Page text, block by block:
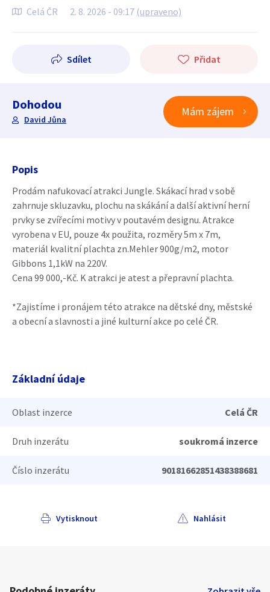
Celá ČR 2. 8. 2026 - 09:17 (upraveno)
Sdílet Přidat
Dohodou
David Jůna
Mám zájem
Popis
Prodám nafukovací atrakci Jungle. Skákací hrad v sobě
zahrnuje skluzavku, plochu na skákání a další aktivní herní
prvky se zvířecími motivy v poutavém designu. Atrakce
vyrobena v EU, pouze 4x použita, rozměry 5m x 7m,
materiál kvalitní plachta zn.Mehler 900g/m2, motor
Gibbons 1,1kW na 220V.
Cena 99 000,-Kč. K atrakci je atest a přepravní plachta.
*Zajistíme i pronájem této atrakce na dětské dny, městské
a obecní a slavnosti a jiné kulturní akce po celé ČR.
Základní údaje
Oblast inzerce Celá ČR
Druh inzerátu soukromá inzerce
Číslo inzerátu 90181662851438388681
Vytisknout Nahlásit